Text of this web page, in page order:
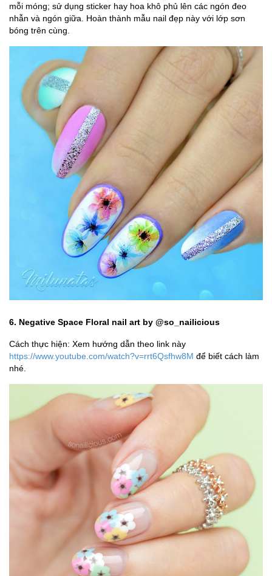
mỗi móng; sử dụng sticker hay hoa khô phủ lên các ngón đeo
nhẫn và ngón giữa. Hoàn thành mẫu nail đẹp này với lớp sơn
bóng trên cùng.
6. Negative Space Floral nail art by @so_nailicious
Cách thực hiện: Xem hướng dẫn theo link này
https://www.youtube.com/watch?v=rrt6Qsfhw8M để biết cách làm
nhé.